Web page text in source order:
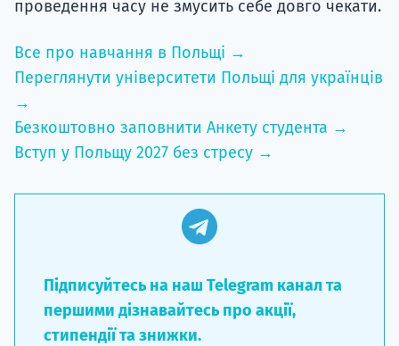
проведення часу не змусить себе довго чекати.
Все про навчання в Польщі →
Переглянути університети Польщі для українців
→
Безкоштовно заповнити Анкету студента →
Вступ у Польщу 2027 без стресу →
Підписуйтесь на наш Telegram канал та
першими дізнавайтесь про акції,
стипендії та знижки.